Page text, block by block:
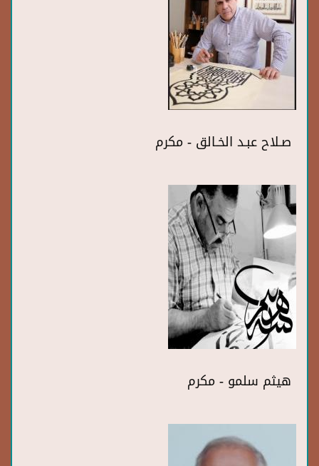
صـلاح عبـد الخـالق - مكرم
هيثم سلمو - مكرم